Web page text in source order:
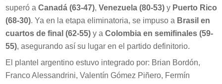
superó a Canadá (63-47), Venezuela (80-53)y Puerto Rico
(68-30). Ya en la etapa eliminatoria, se impuso a Brasil en
cuartos de final (62-55)y a Colombia en semifinales (59-
55), asegurando así su lugar en el partido definitorio.
El plantel argentino estuvo integrado por: Brian Bordón,
Franco Alessandrini, Valentín Gómez Piñero, Fermín